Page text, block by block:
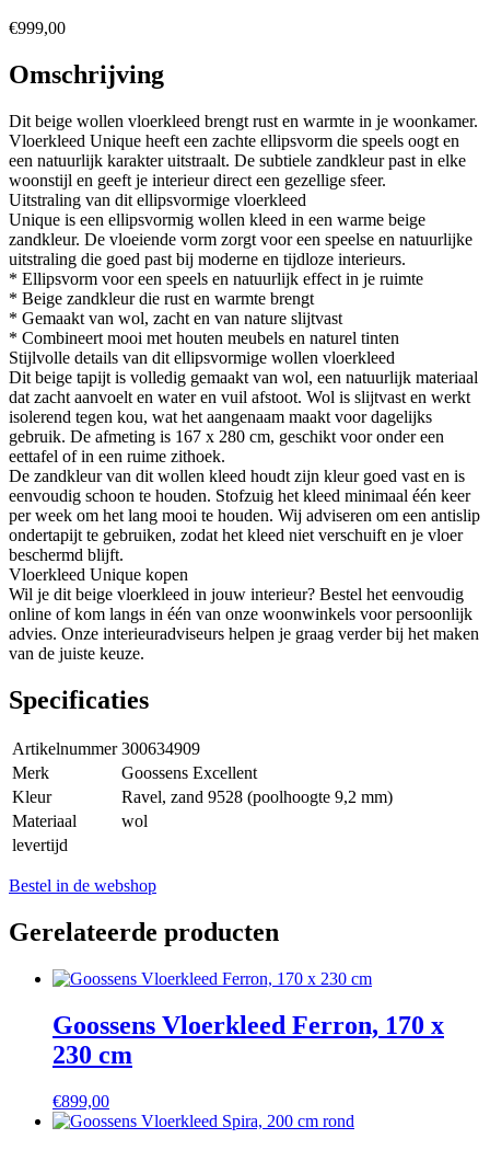
€999,00
Omschrijving
Dit beige wollen vloerkleed brengt rust en warmte in je woonkamer.
Vloerkleed Unique heeft een zachte ellipsvorm die speels oogt en
een natuurlijk karakter uitstraalt. De subtiele zandkleur past in elke
woonstijl en geeft je interieur direct een gezellige sfeer.
Uitstraling van dit ellipsvormige vloerkleed
Unique is een ellipsvormig wollen kleed in een warme beige
zandkleur. De vloeiende vorm zorgt voor een speelse en natuurlijke
uitstraling die goed past bij moderne en tijdloze interieurs.
* Ellipsvorm voor een speels en natuurlijk effect in je ruimte
* Beige zandkleur die rust en warmte brengt
* Gemaakt van wol, zacht en van nature slijtvast
* Combineert mooi met houten meubels en naturel tinten
Stijlvolle details van dit ellipsvormige wollen vloerkleed
Dit beige tapijt is volledig gemaakt van wol, een natuurlijk materiaal
dat zacht aanvoelt en water en vuil afstoot. Wol is slijtvast en werkt
isolerend tegen kou, wat het aangenaam maakt voor dagelijks
gebruik. De afmeting is 167 x 280 cm, geschikt voor onder een
eettafel of in een ruime zithoek.
De zandkleur van dit wollen kleed houdt zijn kleur goed vast en is
eenvoudig schoon te houden. Stofzuig het kleed minimaal één keer
per week om het lang mooi te houden. Wij adviseren om een antislip
ondertapijt te gebruiken, zodat het kleed niet verschuift en je vloer
beschermd blijft.
Vloerkleed Unique kopen
Wil je dit beige vloerkleed in jouw interieur? Bestel het eenvoudig
online of kom langs in één van onze woonwinkels voor persoonlijk
advies. Onze interieuradviseurs helpen je graag verder bij het maken
van de juiste keuze.
Specificaties
Artikelnummer 300634909
Merk
Goossens Excellent
Kleur
Ravel, zand 9528 (poolhoogte 9,2 mm)
Materiaal
wol
levertijd
Bestel in de webshop
Gerelateerde producten
Goossens Vloerkleed Ferron, 170 x
230 cm
€899,00